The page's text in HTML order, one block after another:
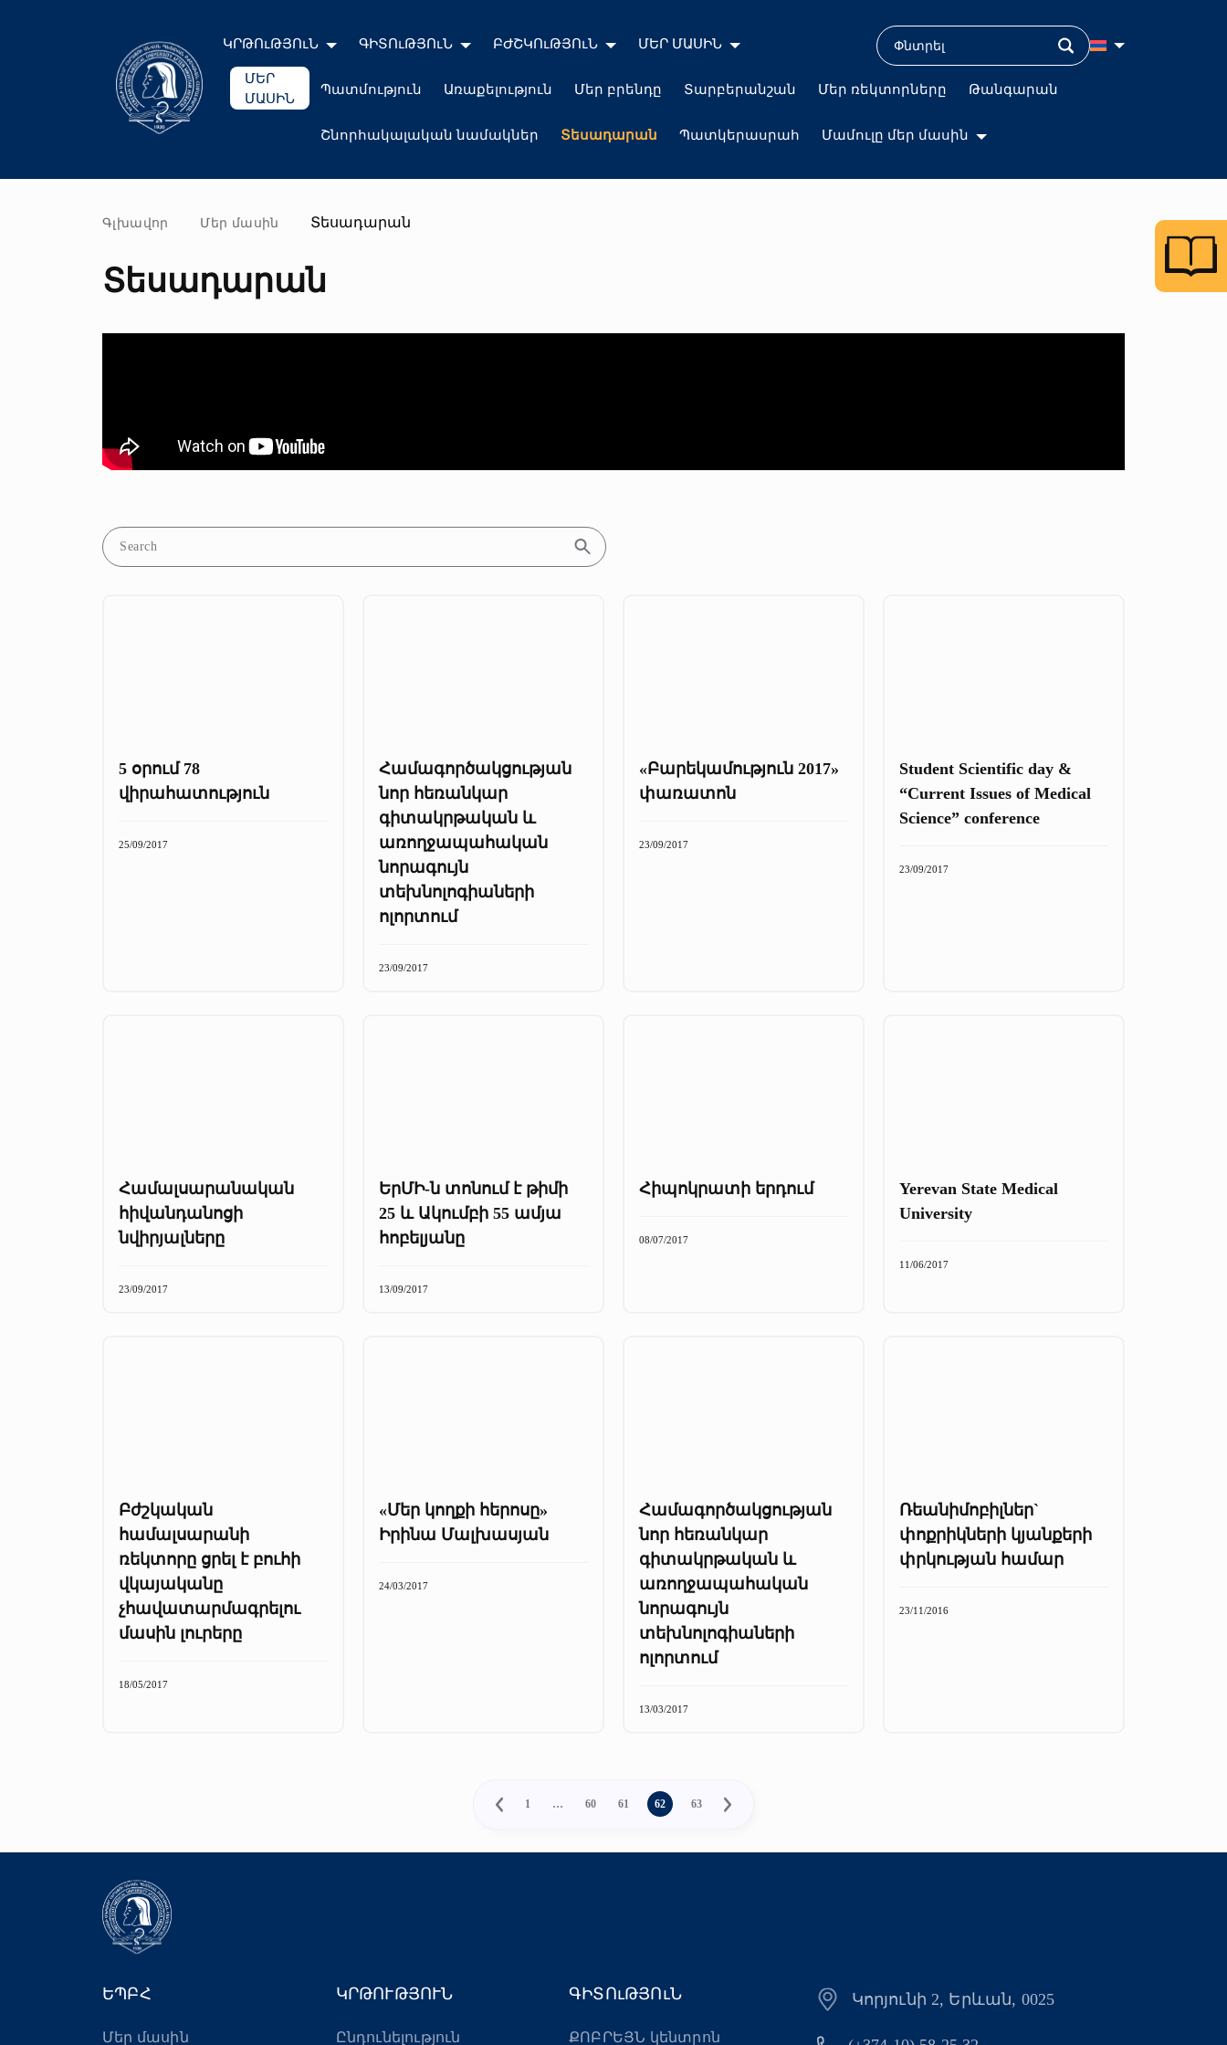
ԿՐԹՈւԹՅՈւՆ ԳԻՏՈւԹՅՈւՆ ԲԺՇԿՈւԹՅՈւՆ ՄԵՐ ՄԱՍԻՆ
ՄԵՐ
ՄԱՍԻՆ
Պատմություն Առաքելություն Մեր բրենդը Տարբերանշան Մեր ռեկտորները Թանգարան
Շնորհակալական նամակներ Տեսադարան Պատկերասրահ Մամուլը մեր մասին
Գլխավոր Մեր մասին Տեսադարան
Տեսադարան
5 օրում 78
վիրահատություն
25/09/2017
Համագործակցության
նոր հեռանկար
գիտակրթական և
առողջապահական
նորագույն
տեխնոլոգիաների
ոլորտում
23/09/2017
«Բարեկամություն 2017»
փառատոն
23/09/2017
Student Scientific day &
“Current Issues of Medical
Science” conference
23/09/2017
Համալսարանական
հիվանդանոցի
նվիրյալները
23/09/2017
ԵրՄԻ-ն տոնում է թիմի
25 և Ակումբի 55 ամյա
հոբելյանը
13/09/2017
Հիպոկրատի երդում
08/07/2017
Yerevan State Medical
University
11/06/2017
Բժշկական
համալսարանի
ռեկտորը ցրել է բուհի
վկայականը
չհավատարմագրելու
մասին լուրերը
18/05/2017
«Մեր կողքի հերոսը»
Իրինա Մալխասյան
24/03/2017
Համագործակցության
նոր հեռանկար
գիտակրթական և
առողջապահական
նորագույն
տեխնոլոգիաների
ոլորտում
13/03/2017
Ռեանիմոբիլներ`
փոքրիկների կյանքերի
փրկության համար
23/11/2016
1 … 60 61 62 63
ԵՊԲՀ
Մեր մասին
ԿՐԹՈՒԹՅՈՒՆ
Ընդունելություն
ԳԻՏՈւԹՅՈւՆ
ՔՈԲՐԵՅՆ կենտրոն
Կորյունի 2, Երևան, 0025